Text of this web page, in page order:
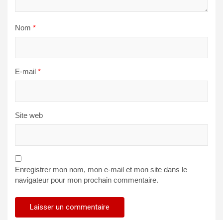
Nom *
E-mail *
Site web
Enregistrer mon nom, mon e-mail et mon site dans le
navigateur pour mon prochain commentaire.